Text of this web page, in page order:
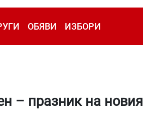
ОБЯВИ ИЗБОРИ
– празник на новия